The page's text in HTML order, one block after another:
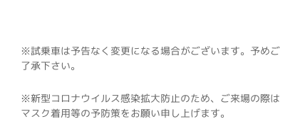
※試乗車は予告なく変更になる場合がございます。予めご
了承下さい。
※新型コロナウイルス感染拡大防止のため、ご来場の際は
マスク着用等の予防策をお願い申し上げます。